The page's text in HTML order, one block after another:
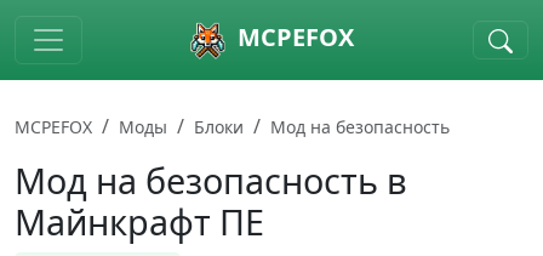
Skip to main content MCPEFOX
MCPEFOX Моды Блоки Мод на безопасность
Мод на безопасность в
Майнкрафт ПЕ